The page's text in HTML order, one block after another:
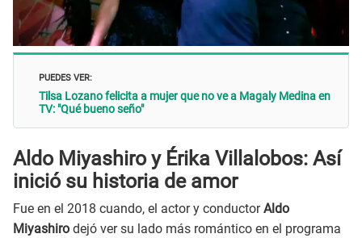
PUEDES VER:
Tilsa Lozano felicita a mujer que no ve a Magaly Medina en
TV: "Qué bueno seño"
Aldo Miyashiro y Érika Villalobos: Así
inició su historia de amor
Fue en el 2018 cuando, el actor y conductorAldo
Miyashiro dejó ver su lado más romántico en el programa